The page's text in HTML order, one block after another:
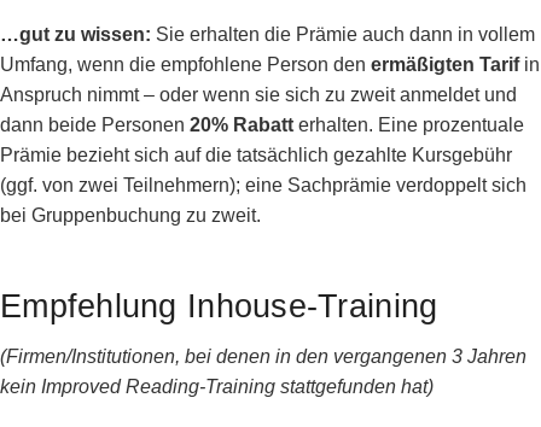
…gut zu wissen: Sie erhalten die Prämie auch dann in vollem
Umfang, wenn die empfohlene Person den ermäßigten Tarifin
Anspruch nimmt – oder wenn sie sich zu zweit anmeldet und
dann beide Personen 20% Rabatt erhalten. Eine prozentuale
Prämie bezieht sich auf die tatsächlich gezahlte Kursgebühr
(ggf. von zwei Teilnehmern); eine Sachprämie verdoppelt sich
bei Gruppenbuchung zu zweit.
Empfehlung Inhouse-Training
(Firmen/Institutionen, bei denen in den vergangenen 3 Jahren
kein Improved Reading-Training stattgefunden hat)